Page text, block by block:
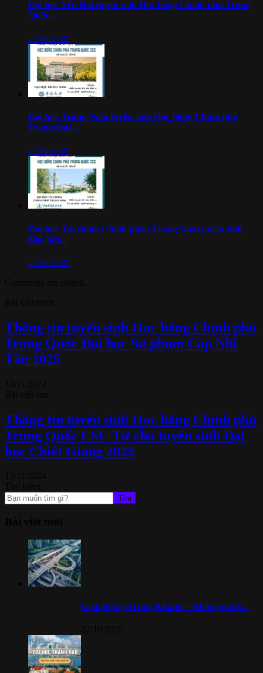
Đại học Yên Đài tuyển sinh Học bổng Chính phủ Trung
Quốc ..
21/01/2025
Đại học Trung Nam tuyển sinh Học bổng Chính phủ
Trung Quố ..
21/01/2025
Đại học Tài chính Chính pháp Trung Nam tuyển sinh
Học bổn ..
21/01/2025
Thông tin tuyển sinh Học bổng Chính phủ
Trung Quốc Đại học Sư phạm Cáp Nhĩ
Tân 2025
Thông tin tuyển sinh Học bổng Chính phủ
Trung Quốc CSC Tự chủ tuyển sinh Đại
học Chiết Giang 2025
Tìm
Giao thông Trùng Khánh – Không dành ..